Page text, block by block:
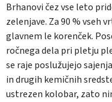
Brhanovi čez vse leto
zelenjave. Za 90 % vseh
glavnem le korenček.
ročnega dela pri pletju
se raje poslužujejo
in drugih kemičnih
ustrezen kolobar, zato